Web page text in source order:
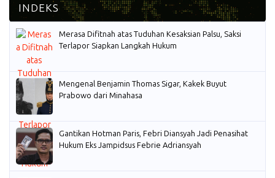
Merasa Difitnah atas Tuduhan Kesaksian Palsu, Saksi
Terlapor Siapkan Langkah Hukum
Mengenal Benjamin Thomas Sigar, Kakek Buyut
Prabowo dari Minahasa
Gantikan Hotman Paris, Febri Diansyah Jadi Penasihat
Hukum Eks Jampidsus Febrie Adriansyah